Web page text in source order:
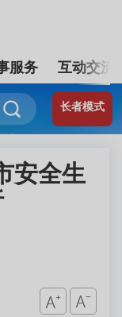
服务 互动交流
长者模式
安全生